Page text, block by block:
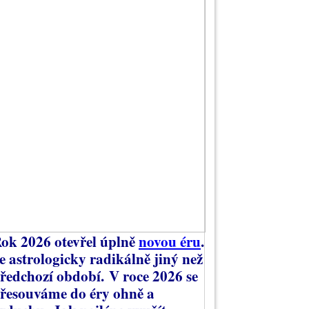
2026 otevřel úplněnovou éru.
astrologicky radikálně jiný než
období. V roce 2026 se
do éry ohně a